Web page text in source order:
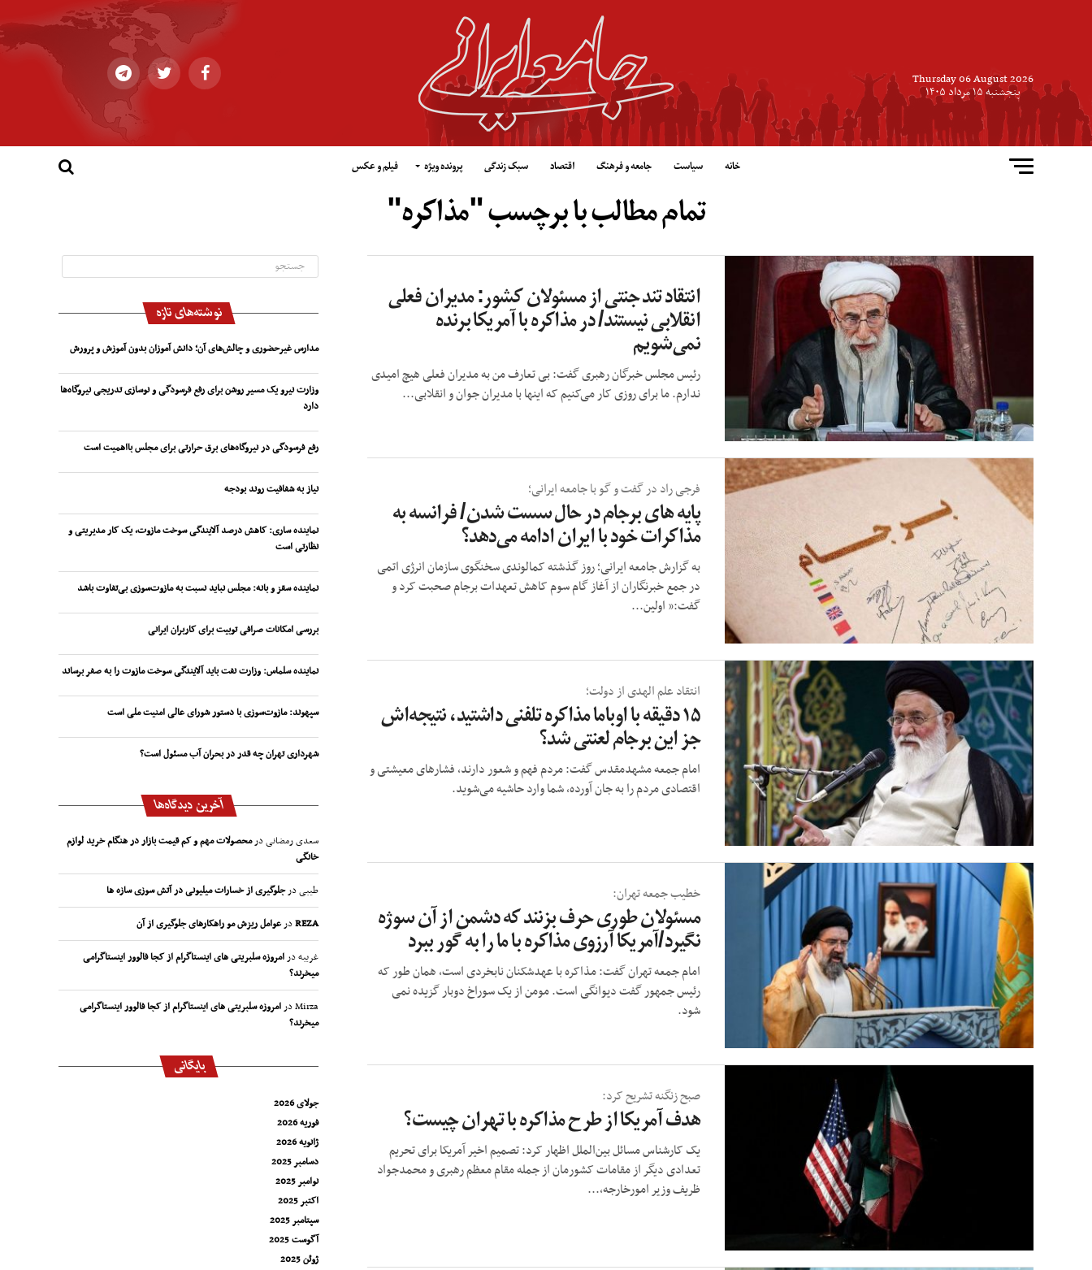
Thursday 06 August 2026
پنجشنبه ۱۵ مرداد ۱۴۰۵
خانه سیاست جامعه و فرهنگ اقتصاد سبک زندگی پرونده ویژه فیلم و عکس
تمام مطالب با برچسب "مذاکره"
انتقاد تند جنتی از مسئولان کشور: مدیران فعلی
انقلابی نیستند/ در مذاکره با آمریکا برنده
نمی‌شویم
رئیس مجلس خبرگان رهبری گفت: بی تعارف من به مدیران فعلی هیچ امیدی
ندارم. ما برای روزی کار می‌کنیم که اینها با مدیران جوان و انقلابی...
فرجی راد در گفت و گو با جامعه ایرانی؛
پایه های برجام در حال سست شدن/ فرانسه به
مذاکرات خود با ایران ادامه می‌دهد؟
به گزارش جامعه ایرانی؛ روز گذشته کمالوندی سخنگوی سازمان انرژی اتمی
در جمع خبرنگاران از آغاز گام سوم کاهش تعهدات برجام صحبت کرد و
گفت:« اولین...
انتقاد علم الهدی از دولت؛
۱۵ دقیقه با اوباما مذاکره تلفنی داشتید، نتیجه‌اش
جز این برجام لعنتی شد؟
امام جمعه مشهدمقدس گفت: مردم فهم و شعور دارند، فشارهای معیشتی و
اقتصادی مردم را به جان آورده، شما وارد حاشیه می‌شوید.
خطیب جمعه تهران:
مسئولان طوری حرف بزنند که دشمن از آن سوژه
نگیرد/آمریکا آرزوی مذاکره با ما را به گور ببرد
امام جمعه تهران گفت: مذاکره با عهدشکنان نابخردی است، همان طور که
رئیس جمهور گفت دیوانگی است. مومن از یک سوراخ دوبار گزیده نمی
شود.
صبح زنگنه تشریح کرد:
هدف آمریکا از طرح مذاکره با تهران چیست؟
یک کارشناس مسائل بین‌الملل اظهار کرد: تصمیم اخیر آمریکا برای تحریم
تعدادی دیگر از مقامات کشورمان از جمله مقام معظم رهبری و محمدجواد
ظریف وزیر امورخارجه،...
نوشته‌های تازه
مدارس غیرحضوری و چالش‌های آن؛ دانش آموزان بدون آموزش و پرورش
وزارت نیرو یک مسیر روشن برای رفع فرسودگی و نوسازی تدریجی نیروگاه‌ها
دارد
رفع فرسودگی در نیروگاه‌های برق حرارتی برای مجلس بااهمیت است
نیاز به شفافیت روند بودجه
نماینده ساری: کاهش درصد آلایندگی سوخت مازوت، یک کار مدیریتی و
نظارتی است
نماینده سقز و بانه: مجلس نباید نسبت به مازوت‌سوزی بی‌تفاوت باشد
بررسی امکانات صرافی توبیت برای کاربران ایرانی
نماینده سلماس: وزارت نفت باید آلایندگی سوخت مازوت را به صفر برساند
سپهوند:‌ مازوت‌سوزی با دستور شورای عالی امنیت ملی است
شهرداری تهران چه قدر در بحران آب مسئول است؟
آخرین دیدگاه‌ها
سعدی رمضانیدرمحصولات مهم و کم قیمت بازار در هنگام خرید لوازم
خانگی
طیبیدرجلوگیری از خسارات میلیونی در آتش سوزی سازه ها
REZAدرعوامل ریزش مو راهکارهای جلوگیری از آن
غریبهدرامروزه سلبریتی های اینستاگرام از کجا فالوور اینستاگرامی
میخرند؟
Mirzaدرامروزه سلبریتی های اینستاگرام از کجا فالوور اینستاگرامی
میخرند؟
بایگانی
جولای 2026
فوریه 2026
ژانویه 2026
دسامبر 2025
نوامبر 2025
اکتبر 2025
سپتامبر 2025
آگوست 2025
ژوئن 2025